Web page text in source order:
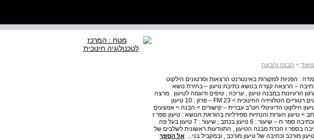
> הבנה והבעה
. הפניות למקורות באינטרנט הרצאות וסרטונים הילקוט
– הרצאה קצרה בנושא כתיבת טיעון – בחירת נושא
הרעיונות במבנה טיעון , עריכה , טיפים ודוגמה לטיעון . מרצה
: שרון שני-ארבן הטלוויזיה החינוכית > 23 FM – פרק : 1 אמצעים רטוריים הטלוויזיה החינוכית > 23 FM – פרק : 10 טיעון
הילקוט הדיגיטלי חט"ב עברית – קישורים > הבנה > אמצעים
> טיעון הערות והנחיות ספירליות בהוראת הנושא : טיעון ספר ז
– שיעור : 12 טקסט שכנוע ; שיעור : 13 כתיבת טיעון ותהליך הכתיבה ספר ח – שיעור : 6 טיעון בכתב ; שיעור : 7 טיעון בעל פה
; שיעור : 6 טיעון ותהליך הכתיבה בספר ז הכרת מבנה הטיעון , התוודעות ראשונית לשלבים של
מורכב וכתיבה של טיעון מורכב , ובמקביל בני... אל הספר